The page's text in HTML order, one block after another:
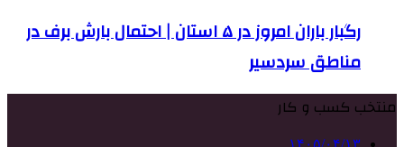
رگبار باران امروز در ۵ استان | احتمال بارش برف در
مناطق سردسیر
منتخب کسب و کار